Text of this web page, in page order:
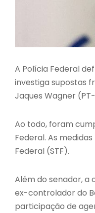
A Polícia Federal
investiga supostas
Jaques Wagner
Ao todo, foram
Federal. As
Federal (STF).
Além do senador, a
ex-controlador do
participação de